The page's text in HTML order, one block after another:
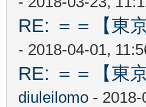
RE: ＝＝【東
- 2018-04-01,
RE: ＝＝【東
diuleilomo - 2018-